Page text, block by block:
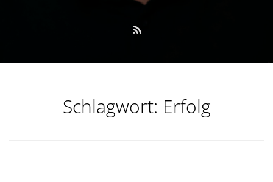
Schlagwort: Erfolg